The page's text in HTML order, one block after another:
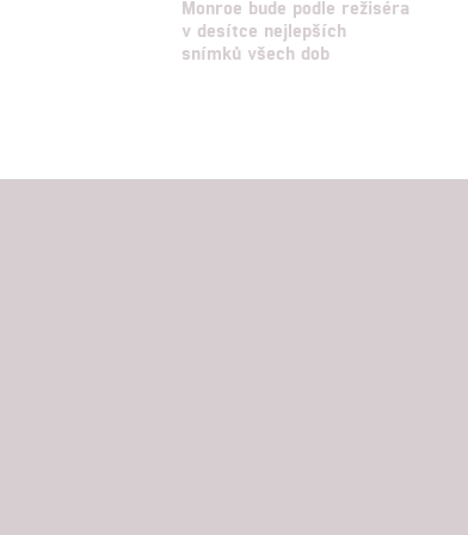
Monroe bude podle režiséra
v desítce nejlepších
snímků všech dob